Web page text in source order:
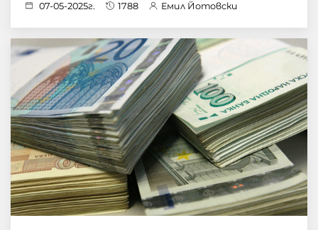
07-05-2025г. 1788 Емил Йотовски